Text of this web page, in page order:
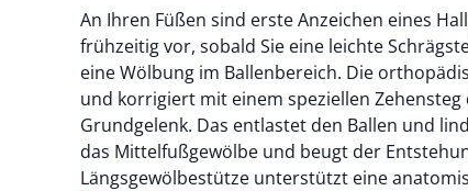
An Ihren Füßen sind erste Anzeichen eines
frühzeitig vor, sobald Sie eine leichte
eine Wölbung im Ballenbereich. Die
und korrigiert mit einem speziellen Zehensteg
Grundgelenk. Das entlastet den Ballen und
das Mittelfußgewölbe und beugt der
Längsgewölbestütze unterstützt eine